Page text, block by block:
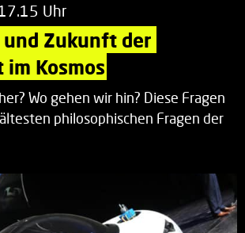
Uhr
und Zukunft der
im Kosmos
Wo gehen wir hin? Diese Fragen
philosophischen Fragen der